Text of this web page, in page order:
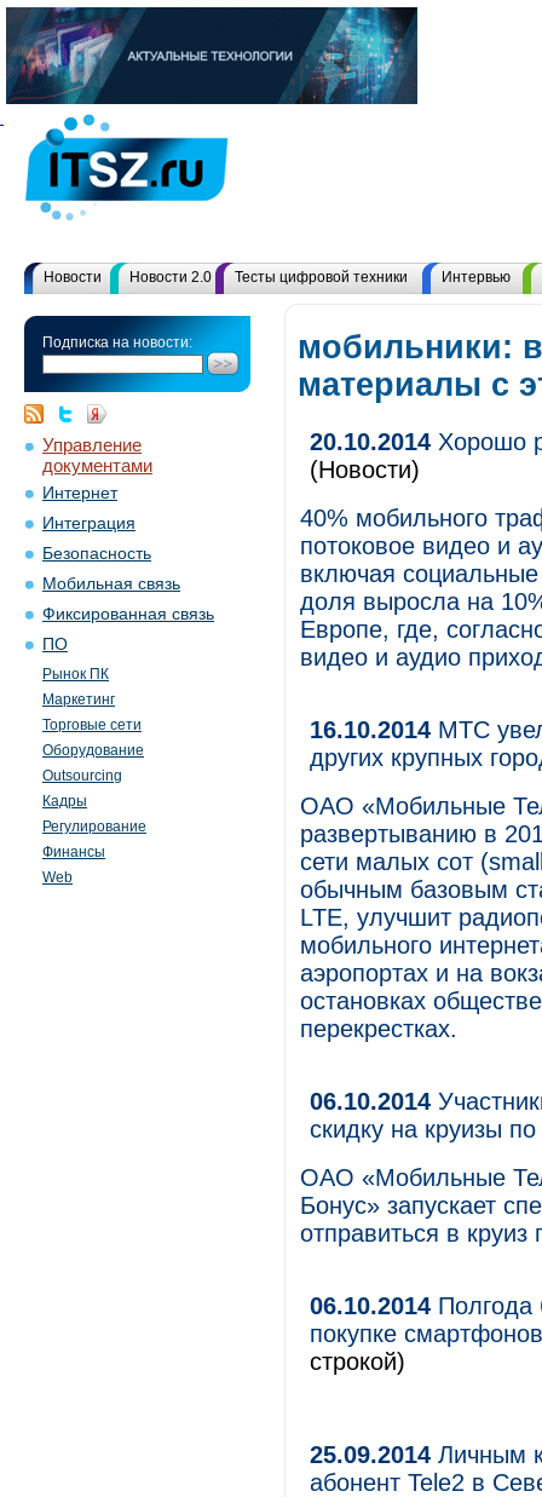
Новости Новости 2.0 Тесты цифровой техники Интервью
Подписка на новости:
Управление
документами
Интернет
Интеграция
Безопасность
Мобильная связь
Фиксированная связь
ПО
Рынок ПК
Маркетинг
Торговые сети
Оборудование
Outsourcing
Кадры
Регулирование
Финансы
Web
мобильники:
материалы с
20.10.2014 Хорошо
(Новости)
40% мобильного
потоковое видео и
включая
доля выросла на
Европе, где,
видео и аудио
16.10.2014 МТС
других крупных
ОАО «Мобильные
развертыванию в
сети малых сот
обычным базовым
LTE, улучшит
мобильного
аэропортах и на
остановках
перекрестках.
06.10.2014
скидку на круизы
ОАО «Мобильные
Бонус» запускает
отправиться в
06.10.2014 Полгода
покупке
строкой)
25.09.2014 Личным
абонент Tele2 в